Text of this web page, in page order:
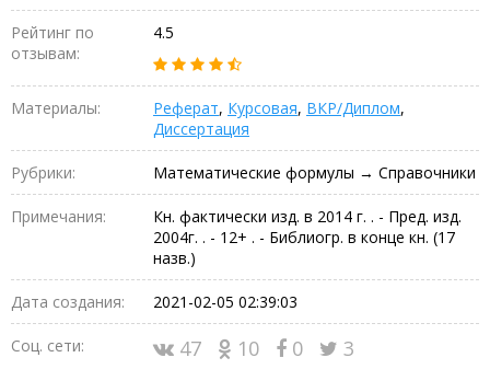
Рейтинг по
отзывам:
4.5
Материалы: Реферат, Курсовая, ВКР/Диплом,
Диссертация
Рубрики: Математические формулы → Справочники
Примечания:
Кн. фактически изд. в 2014 г. . - Пред. изд.
2004г. . - 12+ . - Библиогр. в конце кн. (17
назв.)
Дата создания: 2021-02-05 02:39:03
Соц. сети: 47 10 0 3